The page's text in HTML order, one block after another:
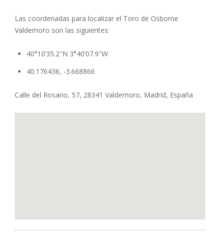
Las coordenadas para localizar el Toro de Osborne
Valdemoro son las siguientes:
40°10’35.2″N 3°40’07.9″W
40.176436, -3.668866
Calle del Rosario, 57, 28341 Valdemoro, Madrid, España